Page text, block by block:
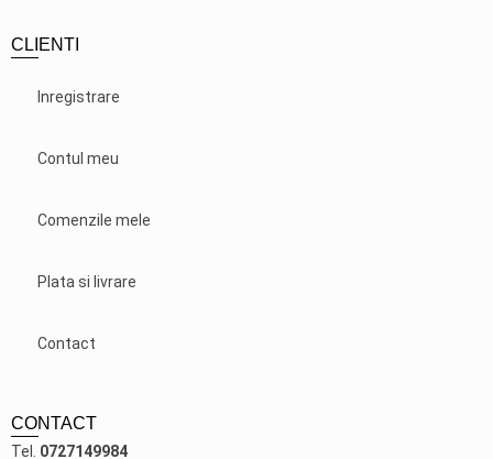
CLIENTI
Inregistrare
Contul meu
Comenzile mele
Plata si livrare
Contact
CONTACT
Tel. 0727149984